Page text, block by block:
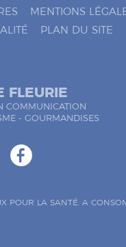
MENTIONS
PLAN DU SITE
FLEURIE
COMMUNICATION
- GOURMANDISES
POUR LA SANTÉ. A